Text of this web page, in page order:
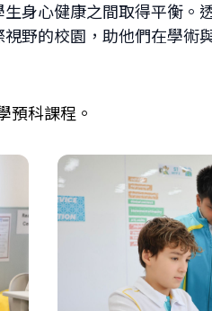
身心健康之間取得平衡。
野的校園，助他們在學術
預科課程。